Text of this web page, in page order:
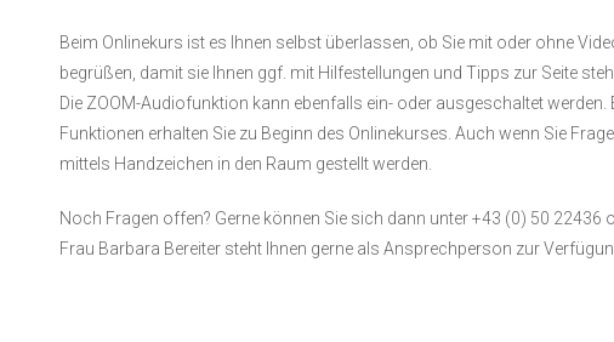
Beim Onlinekurs ist es Ihnen selbst überlassen, ob Sie mit oder ohne
begrüßen, damit sie Ihnen ggf. mit Hilfestellungen und Tipps zur Seite
Die ZOOM-Audiofunktion kann ebenfalls ein- oder ausgeschaltet werden.
Funktionen erhalten Sie zu Beginn des Onlinekurses. Auch wenn Sie
mittels Handzeichen in den Raum gestellt werden.
Noch Fragen offen? Gerne können Sie sich dann unter +43 (0) 50 22436
Frau Barbara Bereiter steht Ihnen gerne als Ansprechperson zur